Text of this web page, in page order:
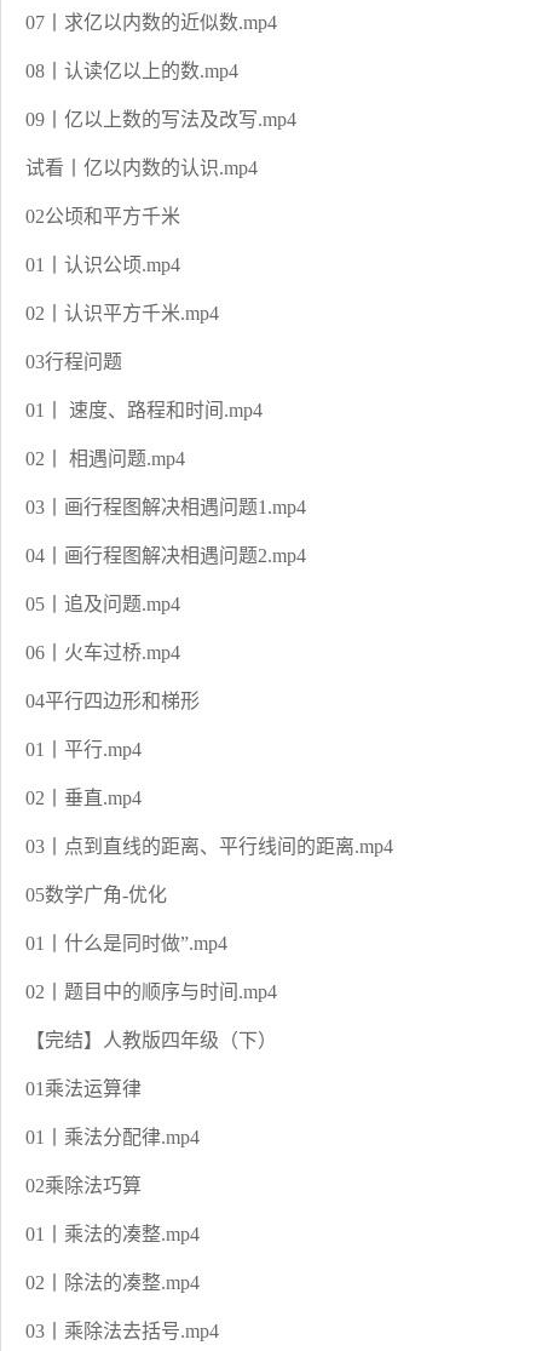
07丨求亿以内数的近似数.mp4
08丨认读亿以上的数.mp4
09丨亿以上数的写法及改写.mp4
试看丨亿以内数的认识.mp4
02公顷和平方千米
01丨认识公顷.mp4
02丨认识平方千米.mp4
03行程问题
01丨 速度、路程和时间.mp4
02丨 相遇问题.mp4
03丨画行程图解决相遇问题1.mp4
04丨画行程图解决相遇问题2.mp4
05丨追及问题.mp4
06丨火车过桥.mp4
04平行四边形和梯形
01丨平行.mp4
02丨垂直.mp4
03丨点到直线的距离、平行线间的距离.mp4
05数学广角-优化
01丨什么是同时做”.mp4
02丨题目中的顺序与时间.mp4
【完结】人教版四年级（下）
01乘法运算律
01丨乘法分配律.mp4
02乘除法巧算
01丨乘法的凑整.mp4
02丨除法的凑整.mp4
03丨乘除法去括号.mp4